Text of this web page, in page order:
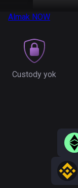
Almak NOW
Custody yok